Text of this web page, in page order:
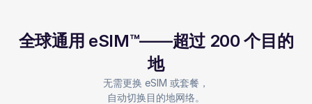
全球通用 eSIM™——超过 200 个目的
地
无需更换 eSIM 或套餐，
自动切换目的地网络。